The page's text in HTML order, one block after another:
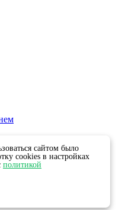
сайтом было
cookies в настройках
политикой